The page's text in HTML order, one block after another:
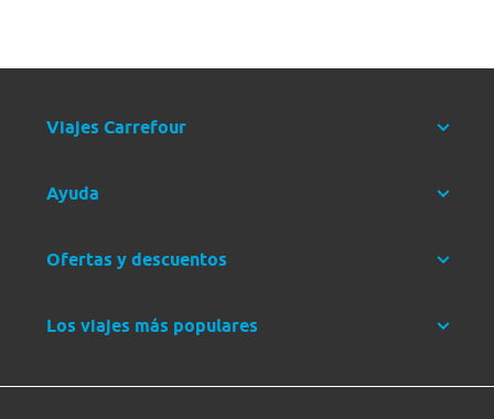
Viajes Carrefour
Ayuda
Ofertas y descuentos
Los viajes más populares